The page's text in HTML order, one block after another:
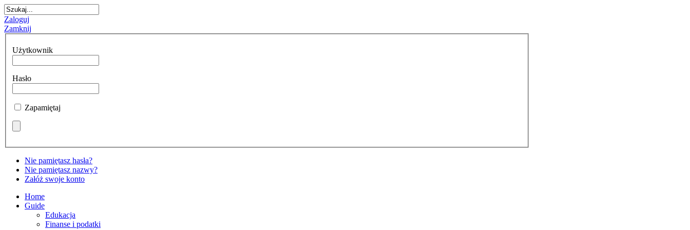
Zaloguj
Zamknij
Użytkownik
Hasło
Zapamiętaj
Nie pamiętasz hasła?
Nie pamiętasz nazwy?
Załóż swoje konto
Home
Guide
Edukacja
Finanse i podatki